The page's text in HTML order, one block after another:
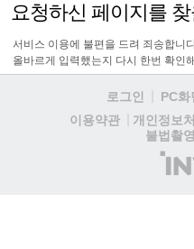
요청하신 페이지를
서비스 이용에 불편을 드려 죄송합니
올바르게 입력했는지 다시 한번 확인
로그인 PC화
이용약관
개인정보
불법촬